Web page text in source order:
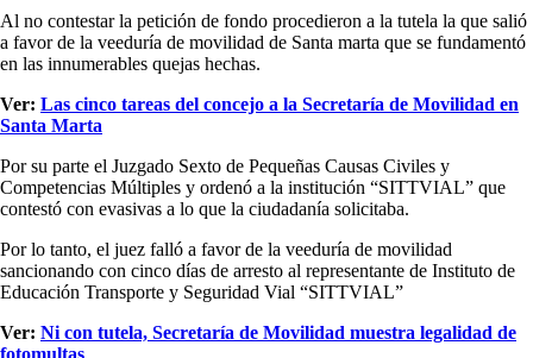
Al no contestar la petición de fondo procedieron a la tutela la que salió
a favor de la veeduría de movilidad de Santa marta que se fundamentó
en las innumerables quejas hechas.
Ver: Las cinco tareas del concejo a la Secretaría de Movilidad en
Santa Marta
Por su parte el Juzgado Sexto de Pequeñas Causas Civiles y
Competencias Múltiples y ordenó a la institución “SITTVIAL” que
contestó con evasivas a lo que la ciudadanía solicitaba.
Por lo tanto, el juez falló a favor de la veeduría de movilidad
sancionando con cinco días de arresto al representante de Instituto de
Educación Transporte y Seguridad Vial “SITTVIAL”
Ver: Ni con tutela, Secretaría de Movilidad muestra legalidad de